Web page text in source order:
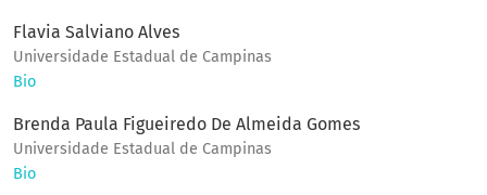
Flavia Salviano Alves
Universidade Estadual de Campinas
Bio
Brenda Paula Figueiredo De Almeida Gomes
Universidade Estadual de Campinas
Bio